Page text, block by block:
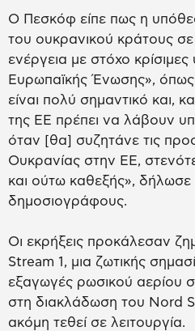
Ο Πεσκόφ είπε πως η
του ουκρανικού κράτους σε
ενέργεια με στόχο
Ευρωπαϊκής Ένωσης»,
είναι πολύ σημαντικό και,
της ΕΕ πρέπει να λάβουν
όταν [θα] συζητάνε τις
Ουκρανίας στην ΕΕ,
και ούτω καθεξής»,
δημοσιογράφους.
Οι εκρήξεις προκάλεσαν
Stream 1, μια ζωτικής
εξαγωγές ρωσικού αερίου
στη διακλάδωση του Nord
ακόμη τεθεί σε λειτουργία.